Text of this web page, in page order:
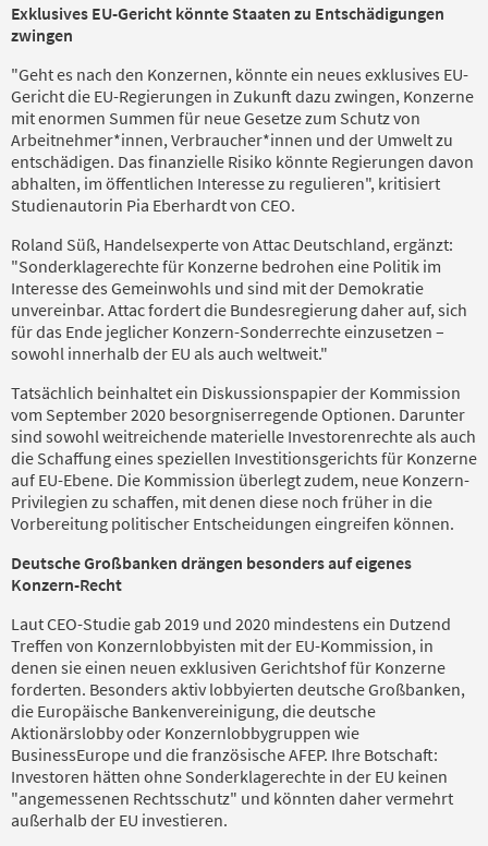
Exklusives EU-Gericht könnte Staaten zu Entschädigungen
zwingen
"Geht es nach den Konzernen, könnte ein neues exklusives EU-
Gericht die EU-Regierungen in Zukunft dazu zwingen, Konzerne
mit enormen Summen für neue Gesetze zum Schutz von
Arbeitnehmer*innen, Verbraucher*innen und der Umwelt zu
entschädigen. Das finanzielle Risiko könnte Regierungen davon
abhalten, im öffentlichen Interesse zu regulieren", kritisiert
Studienautorin Pia Eberhardt von CEO.
Roland Süß, Handelsexperte von Attac Deutschland, ergänzt:
"Sonderklagerechte für Konzerne bedrohen eine Politik im
Interesse des Gemeinwohls und sind mit der Demokratie
unvereinbar. Attac fordert die Bundesregierung daher auf, sich
für das Ende jeglicher Konzern-Sonderrechte einzusetzen –
sowohl innerhalb der EU als auch weltweit."
Tatsächlich beinhaltet ein Diskussionspapier der Kommission
vom September 2020 besorgniserregende Optionen. Darunter
sind sowohl weitreichende materielle Investorenrechte als auch
die Schaffung eines speziellen Investitionsgerichts für Konzerne
auf EU-Ebene. Die Kommission überlegt zudem, neue Konzern-
Privilegien zu schaffen, mit denen diese noch früher in die
Vorbereitung politischer Entscheidungen eingreifen können.
Deutsche Großbanken drängen besonders auf eigenes
Konzern-Recht
Laut CEO-Studie gab 2019 und 2020 mindestens ein Dutzend
Treffen von Konzernlobbyisten mit der EU-Kommission, in
denen sie einen neuen exklusiven Gerichtshof für Konzerne
forderten. Besonders aktiv lobbyierten deutsche Großbanken,
die Europäische Bankenvereinigung, die deutsche
Aktionärslobby oder Konzernlobbygruppen wie
BusinessEurope und die französische AFEP. Ihre Botschaft:
Investoren hätten ohne Sonderklagerechte in der EU keinen
"angemessenen Rechtsschutz" und könnten daher vermehrt
außerhalb der EU investieren.